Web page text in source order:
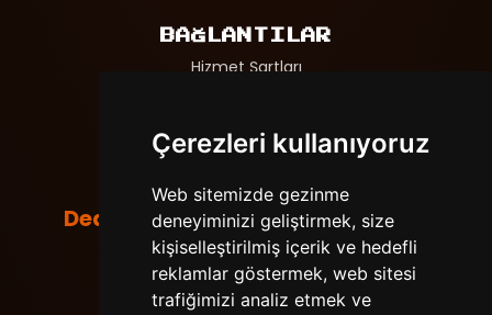
Çerezleri kullanıyoruz
Web sitemizde gezinme
deneyiminizi geliştirmek, size
kişiselleştirilmiş içerik ve hedefli
reklamlar göstermek, web sitesi
trafiğimizi analiz etmek ve
BAĞLANTILAR
Hizmet Şartları
DedeNetworkTüm hakları saklıdır. © 2026
Powered byLeaderOS